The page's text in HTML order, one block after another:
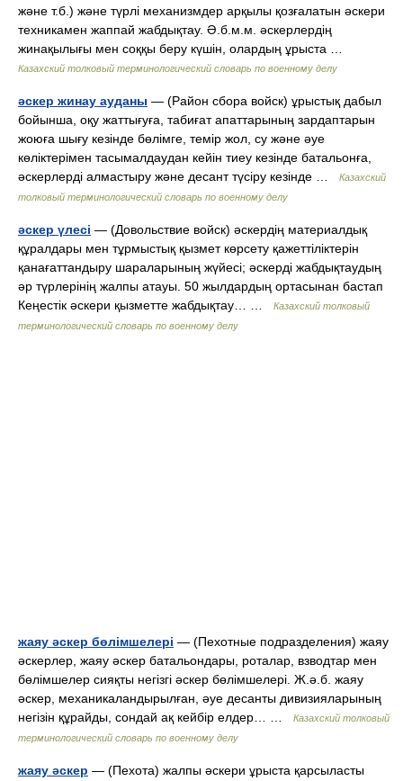
және т.б.) және түрлі механизмдер арқылы қозғалатын әскери
техникамен жаппай жабдықтау. Ә.б.м.м. әскерлердің
жинақылығы мен соққы беру күшін, олардың ұрыста …
Казахский толковый терминологический словарь по военному делу
әскер жинау ауданы — (Район сбора войск) ұрыстық дабыл
бойынша, оқу жаттығуға, табиғат апаттарының зардаптарын
жоюға шығу кезінде бөлімге, темір жол, су және әуе
көліктерімен тасымалдаудан кейін тиеу кезінде батальонға,
әскерлерді алмастыру және десант түсіру кезінде …
Казахский
толковый терминологический словарь по военному делу
әскер үлесі — (Довольствие войск) әскердің материалдық
құралдары мен тұрмыстық қызмет көрсету қажеттіліктерін
қанағаттандыру шараларының жүйесі; әскерді жабдықтаудың
әр түрлерінің жалпы атауы. 50 жылдардың ортасынан бастап
Кеңестік әскери қызметте жабдықтау… …
Казахский толковый
терминологический словарь по военному делу
жаяу әскер бөлімшелері — (Пехотные подразделения) жаяу
әскерлер, жаяу әскер батальондары, роталар, взводтар мен
бөлімшелер сияқты негізгі әскер бөлімшелері. Ж.ә.б. жаяу
әскер, механикаландырылған, әуе десанты дивизияларының
негізін құрайды, сондай ақ кейбір елдер… …
Казахский толковый
терминологический словарь по военному делу
жаяу әскер — (Пехота) жалпы әскери ұрыста қарсыласты